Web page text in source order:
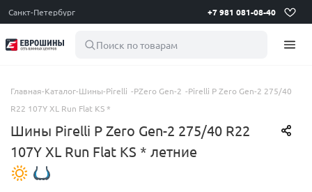
Санкт-Петербург +7 981 081-08-40
Поиск по товарам
Главная-Каталог-Шины-Pirelli -PZero Gen-2 -Pirelli P Zero Gen-2 275/40
R22 107Y XL Run Flat KS *
Шины Pirelli P Zero Gen-2 275/40 R22
107Y XL Run Flat KS * летние